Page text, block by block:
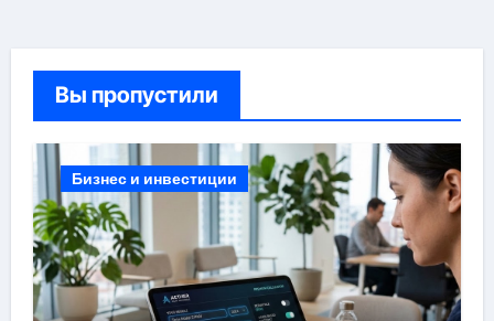
Вы пропустили
Бизнес и инвестиции